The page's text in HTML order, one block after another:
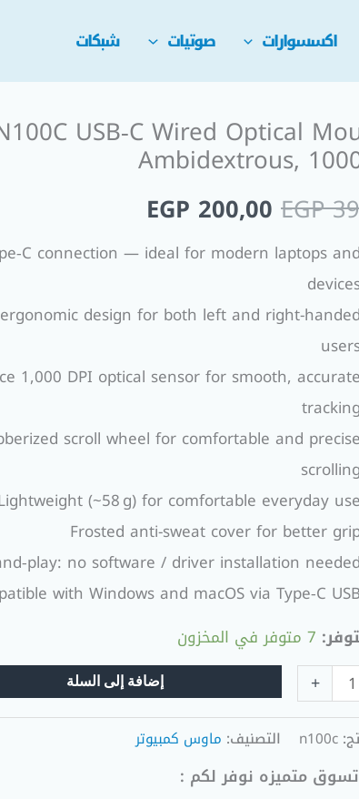
اكسسوارات صوتيات شبكات
USB‑C Wired Optical
Ambidextrous,
EGP
السعر
هو:
EGP 200,00
السعر
connection — ideal for modern laptops and
design for both left and right-handed
1,000 DPI optical sensor for smooth, accurate
tracking
scroll wheel for comfortable and
scrolling
(~58 g) for comfortable everyday use
Frosted anti-sweat cover for better
no software / driver installation needed
with Windows and macOS via Type‑C USB
7 متوفر في المخزون
+ إضافة إلى السلة
n100c التصنيف: ماوس كمبيوتر
تسوق متميزه نوفر لكم :